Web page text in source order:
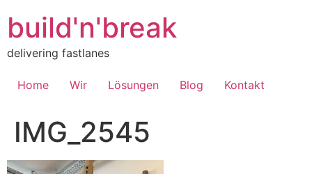
springen
build'n'break
delivering fastlanes
Home Wir Lösungen Blog Kontakt
IMG_2545